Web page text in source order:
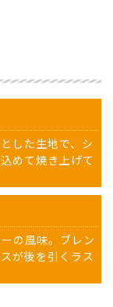
した生地で、シ
めて焼き上げて
の風味。ブレン
が後を引くラス